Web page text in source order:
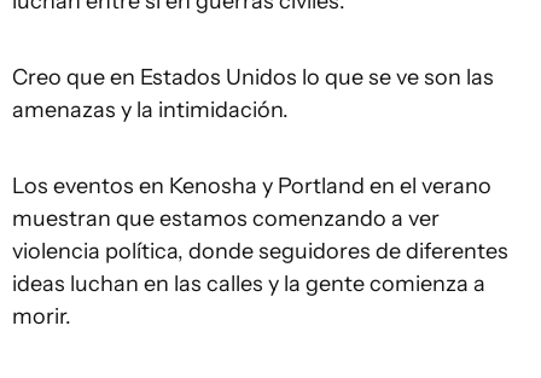
Creo que en Estados Unidos lo que se ve son las
amenazas y la intimidación.
Los eventos en Kenosha y Portland en el verano
muestran que estamos comenzando a ver
violencia política, donde seguidores de diferentes
ideas luchan en las calles y la gente comienza a
morir.